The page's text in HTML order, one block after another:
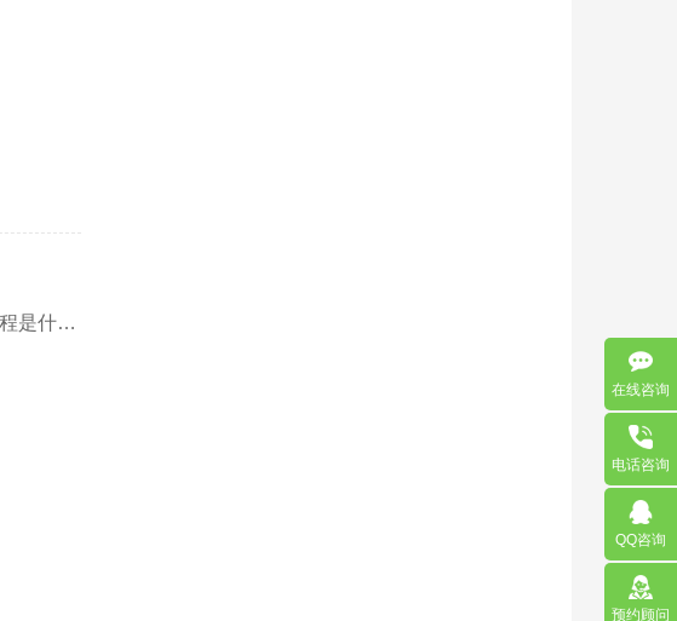
下一篇：网站建设和网站运营过程是什么？
在线咨询
电话咨询
QQ咨询
预约顾问